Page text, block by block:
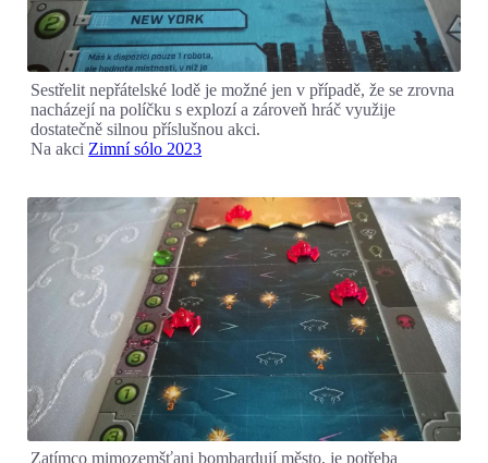
Sestřelit nepřátelské lodě je možné jen v případě, že se zrovna
nacházejí na políčku s explozí a zároveň hráč využije
dostatečně silnou příslušnou akci.
Na akci Zimní sólo 2023
Zatímco mimozemšťani bombardují město, je potřeba